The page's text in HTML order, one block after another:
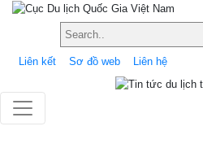
Liên kết Sơ đồ web Liên hệ